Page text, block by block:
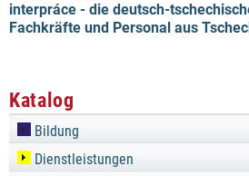
interpráce - die deutsch-
Fachkräfte und Personal aus
Katalog
Bildung
Dienstleistungen